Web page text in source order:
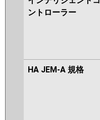
ントローラー
HA JEM-A 規格